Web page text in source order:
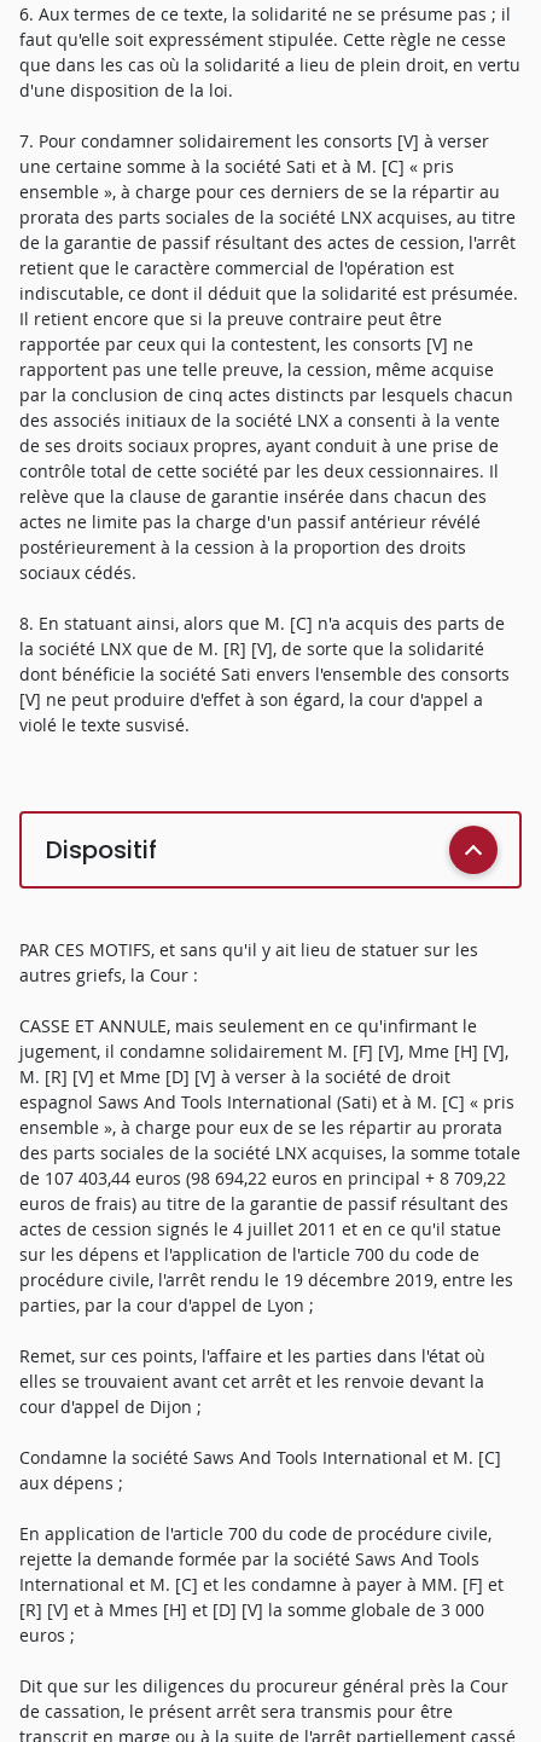
6. Aux termes de ce texte, la solidarité ne se présume pas ; il
faut qu'elle soit expressément stipulée. Cette règle ne cesse
que dans les cas où la solidarité a lieu de plein droit, en vertu
d'une disposition de la loi.
7. Pour condamner solidairement les consorts [V] à verser
une certaine somme à la société Sati et à M. [C] « pris
ensemble », à charge pour ces derniers de se la répartir au
prorata des parts sociales de la société LNX acquises, au titre
de la garantie de passif résultant des actes de cession, l'arrêt
retient que le caractère commercial de l'opération est
indiscutable, ce dont il déduit que la solidarité est présumée.
Il retient encore que si la preuve contraire peut être
rapportée par ceux qui la contestent, les consorts [V] ne
rapportent pas une telle preuve, la cession, même acquise
par la conclusion de cinq actes distincts par lesquels chacun
des associés initiaux de la société LNX a consenti à la vente
de ses droits sociaux propres, ayant conduit à une prise de
contrôle total de cette société par les deux cessionnaires. Il
relève que la clause de garantie insérée dans chacun des
actes ne limite pas la charge d'un passif antérieur révélé
postérieurement à la cession à la proportion des droits
sociaux cédés.
8. En statuant ainsi, alors que M. [C] n'a acquis des parts de
la société LNX que de M. [R] [V], de sorte que la solidarité
dont bénéficie la société Sati envers l'ensemble des consorts
[V] ne peut produire d'effet à son égard, la cour d'appel a
violé le texte susvisé.
Dispositif
PAR CES MOTIFS, et sans qu'il y ait lieu de statuer sur les
autres griefs, la Cour :
CASSE ET ANNULE, mais seulement en ce qu'infirmant le
jugement, il condamne solidairement M. [F] [V], Mme [H] [V],
M. [R] [V] et Mme [D] [V] à verser à la société de droit
espagnol Saws And Tools International (Sati) et à M. [C] « pris
ensemble », à charge pour eux de se les répartir au prorata
des parts sociales de la société LNX acquises, la somme totale
de 107 403,44 euros (98 694,22 euros en principal + 8 709,22
euros de frais) au titre de la garantie de passif résultant des
actes de cession signés le 4 juillet 2011 et en ce qu'il statue
sur les dépens et l'application de l'article 700 du code de
procédure civile, l'arrêt rendu le 19 décembre 2019, entre les
parties, par la cour d'appel de Lyon ;
Remet, sur ces points, l'affaire et les parties dans l'état où
elles se trouvaient avant cet arrêt et les renvoie devant la
cour d'appel de Dijon ;
Condamne la société Saws And Tools International et M. [C]
aux dépens ;
En application de l'article 700 du code de procédure civile,
rejette la demande formée par la société Saws And Tools
International et M. [C] et les condamne à payer à MM. [F] et
[R] [V] et à Mmes [H] et [D] [V] la somme globale de 3 000
euros ;
Dit que sur les diligences du procureur général près la Cour
de cassation, le présent arrêt sera transmis pour être
transcrit en marge ou à la suite de l'arrêt partiellement cassé